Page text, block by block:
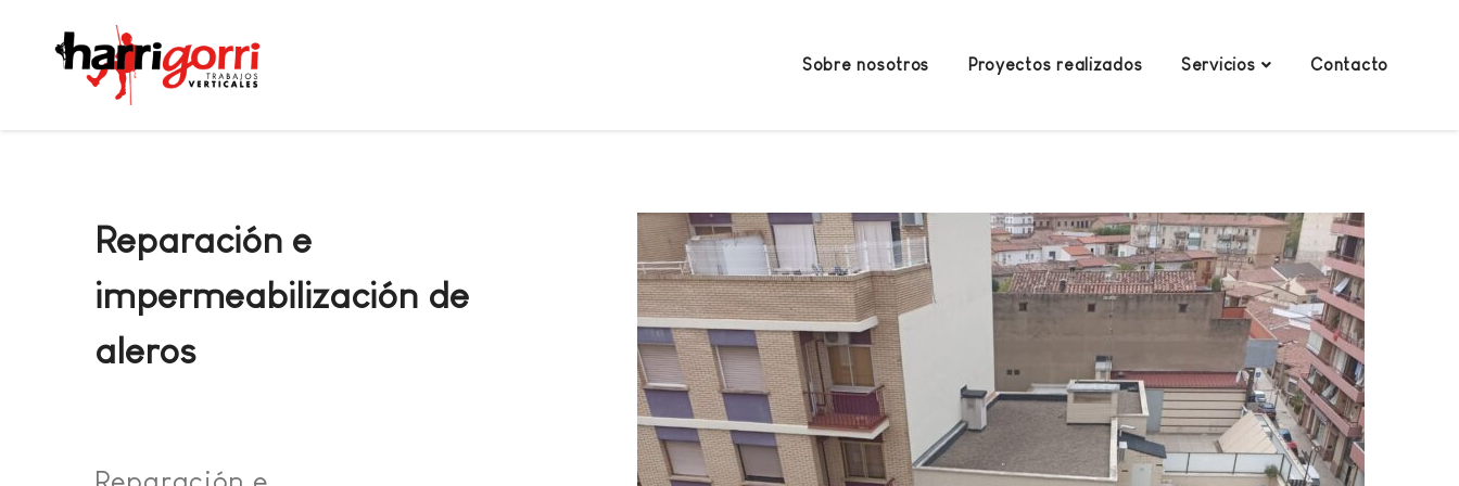
Sobre nosotros Proyectos realizados Servicios Contacto
Reparación e
impermeabilización de
aleros